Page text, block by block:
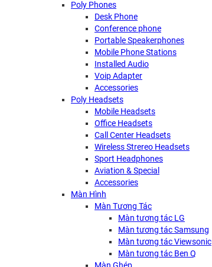
Poly Phones
Desk Phone
Conference phone
Portable Speakerphones
Mobile Phone Stations
Installed Audio
Voip Adapter
Accessories
Poly Headsets
Mobile Headsets
Office Headsets
Call Center Headsets
Wireless Strereo Headsets
Sport Headphones
Aviation & Special
Accessories
Màn Hình
Màn Tương Tác
Màn tương tác LG
Màn tương tác Samsung
Màn tương tác Viewsonic
Màn tương tác Ben Q